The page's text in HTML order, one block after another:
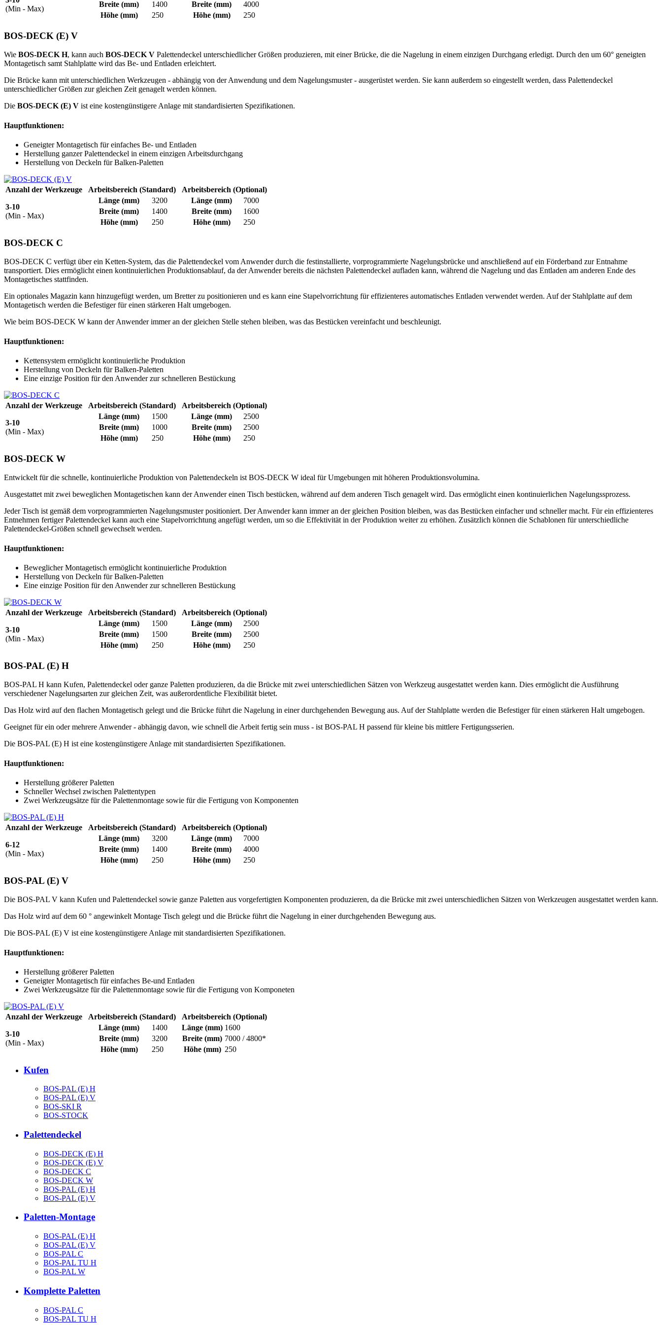
(Min - Max)
Breite (mm) 1400 Breite (mm)
4000
Höhe(mm) 250 Höhe(mm) 250
BOS-DECK (E) V
Wie BOS-DECK H, kann auch BOS-DECK V Palettendeckel unterschiedlicher Größen produzieren, mit einer Brücke, die die Nagelung in einem einzigen Durchgang erledigt. Durch den um 60° geneigten
Montagetisch samt Stahlplatte wird das Be- und Entladen erleichtert.
Die Brücke kann mit unterschiedlichen Werkzeugen - abhängig von der Anwendung und dem Nagelungsmuster - ausgerüstet werden. Sie kann außerdem so eingestellt werden, dass Palettendeckel
unterschiedlicher Größen zur gleichen Zeit genagelt werden können.
Die BOS-DECK (E) V ist eine kostengünstigere Anlage mit standardisierten Spezifikationen.
Hauptfunktionen:
Geneigter Montagetisch für einfaches Be- und Entladen
Herstellung ganzer Palettendeckel in einem einzigen Arbeitsdurchgang
Herstellung von Deckeln für Balken-Paletten
Anzahl der Werkzeuge Arbeitsbereich (Standard) Arbeitsbereich (Optional)
3-10
(Min - Max)
Länge (mm) 3200 Länge (mm)
7000
Breite (mm) 1400 Breite (mm)
1600
Höhe(mm) 250 Höhe(mm) 250
BOS-DECK C
BOS-DECK C verfügt über ein Ketten-System, das die Palettendeckel vom Anwender durch die festinstallierte, vorprogrammierte Nagelungsbrücke und anschließend auf ein Förderband zur Entnahme
transportiert. Dies ermöglicht einen kontinuierlichen Produktionsablauf, da der Anwender bereits die nächsten Palettendeckel aufladen kann, während die Nagelung und das Entladen am anderen Ende des
Montagetisches stattfinden.
Ein optionales Magazin kann hinzugefügt werden, um Bretter zu positionieren und es kann eine Stapelvorrichtung für effizienteres automatisches Entladen verwendet werden. Auf der Stahlplatte auf dem
Montagetisch werden die Befestiger für einen stärkeren Halt umgebogen.
Wie beim BOS-DECK W kann der Anwender immer an der gleichen Stelle stehen bleiben, was das Bestücken vereinfacht und beschleunigt.
Hauptfunktionen:
Kettensystem ermöglicht kontinuierliche Produktion
Herstellung von Deckeln für Balken-Paletten
Eine einzige Position für den Anwender zur schnelleren Bestückung
Anzahl der Werkzeuge Arbeitsbereich (Standard) Arbeitsbereich (Optional)
3-10
(Min - Max)
Länge (mm) 1500 Länge (mm)
2500
Breite (mm) 1000 Breite (mm)
2500
Höhe(mm) 250 Höhe(mm) 250
BOS-DECK W
Entwickelt für die schnelle, kontinuierliche Produktion von Palettendeckeln ist BOS-DECK W ideal für Umgebungen mit höheren Produktionsvolumina.
Ausgestattet mit zwei beweglichen Montagetischen kann der Anwender einen Tisch bestücken, während auf dem anderen Tisch genagelt wird. Das ermöglicht einen kontinuierlichen Nagelungssprozess.
Jeder Tisch ist gemäß dem vorprogrammierten Nagelungsmuster positioniert. Der Anwender kann immer an der gleichen Position bleiben, was das Bestücken einfacher und schneller macht. Für ein effizienteres
Entnehmen fertiger Palettendeckel kann auch eine Stapelvorrichtung angefügt werden, um so die Effektivität in der Produktion weiter zu erhöhen. Zusätzlich können die Schablonen für unterschiedliche
Palettendeckel-Größen schnell gewechselt werden.
Hauptfunktionen:
Beweglicher Montagetisch ermöglicht kontinuierliche Produktion
Herstellung von Deckeln für Balken-Paletten
Eine einzige Position für den Anwender zur schnelleren Bestückung
Anzahl der Werkzeuge Arbeitsbereich (Standard) Arbeitsbereich (Optional)
3-10
(Min - Max)
Länge (mm) 1500 Länge (mm)
2500
Breite (mm) 1500 Breite (mm)
2500
Höhe(mm) 250 Höhe(mm) 250
BOS-PAL (E) H
BOS-PAL H kann Kufen, Palettendeckel oder ganze Paletten produzieren, da die Brücke mit zwei unterschiedlichen Sätzen von Werkzeug ausgestattet werden kann. Dies ermöglicht die Ausführung
verschiedener Nagelungsarten zur gleichen Zeit, was außerordentliche Flexibilität bietet.
Das Holz wird auf den flachen Montagetisch gelegt und die Brücke führt die Nagelung in einer durchgehenden Bewegung aus. Auf der Stahlplatte werden die Befestiger für einen stärkeren Halt umgebogen.
Geeignet für ein oder mehrere Anwender - abhängig davon, wie schnell die Arbeit fertig sein muss - ist BOS-PAL H passend für kleine bis mittlere Fertigungsserien.
Die BOS-PAL (E) H ist eine kostengünstigere Anlage mit standardisierten Spezifikationen.
Hauptfunktionen:
Herstellung größerer Paletten
Schneller Wechsel zwischen Palettentypen
Zwei Werkzeugsätze für die Palettenmontage sowie für die Fertigung von Komponenten
Anzahl der Werkzeuge Arbeitsbereich (Standard) Arbeitsbereich (Optional)
6-12
(Min - Max)
Länge (mm) 3200 Länge (mm)
7000
Breite (mm) 1400 Breite (mm)
4000
Höhe(mm) 250 Höhe(mm) 250
BOS-PAL (E) V
Die BOS-PAL V kann Kufen und Palettendeckel sowie ganze Paletten aus vorgefertigten Komponenten produzieren, da die Brücke mit zwei unterschiedlichen Sätzen von Werkzeugen ausgestattet werden kann.
Das Holz wird auf dem 60 ° angewinkelt Montage Tisch gelegt und die Brücke führt die Nagelung in einer durchgehenden Bewegung aus.
Die BOS-PAL (E) V ist eine kostengünstigere Anlage mit standardisierten Spezifikationen.
Hauptfunktionen:
Herstellung größerer Paletten
Geneigter Montagetisch für einfaches Be-und Entladen
Zwei Werkzeugsätze für die Palettenmontage sowie für die Fertigung von Komponeten
Anzahl der Werkzeuge Arbeitsbereich (Standard) Arbeitsbereich (Optional)
3-10
(Min - Max)
Länge (mm) 1400 Länge (mm) 1600
Breite (mm) 3200 Breite (mm) 7000 / 4800*
Höhe(mm) 250 Höhe(mm) 250
Kufen
BOS-PAL (E) H
BOS-PAL (E) V
BOS-SKI R
BOS-STOCK
Palettendeckel
BOS-DECK (E) H
BOS-DECK (E) V
BOS-DECK C
BOS-DECK W
BOS-PAL (E) H
BOS-PAL (E) V
Paletten-Montage
BOS-PAL (E) H
BOS-PAL (E) V
BOS-PAL C
BOS-PAL TU H
BOS-PAL W
Komplette Paletten
BOS-PAL C
BOS-PAL TU H